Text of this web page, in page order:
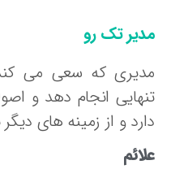
تک رو
که سعی می کند
انجام دهد و
و از زمینه های دیگر